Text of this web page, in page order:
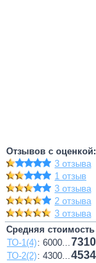
Отзывов с оценкой:
3 отзыва
1 отзыв
3 отзыва
2 отзыва
3 отзыва
Средняя
ТО-1(4): 6000...7310
ТО-2(2): 4300...4534